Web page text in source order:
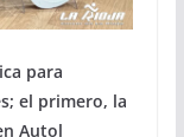
para
el primero, la
Autol